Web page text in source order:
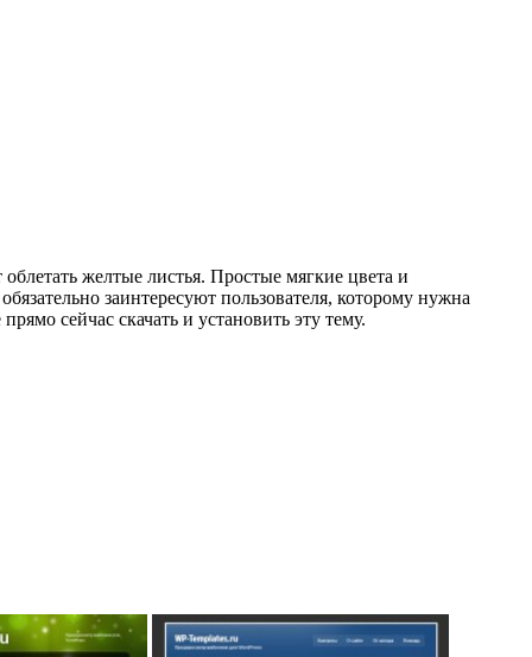
желтые листья. Простые мягкие цвета и
заинтересуют пользователя, которому нужна
сейчас скачать и установить эту тему.